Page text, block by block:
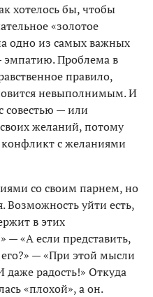
хотелось бы, чтобы
«золотое
одно из самых важных
эмпатию. Проблема в
правило,
невыполнимым. И
совестью — или
желаний, потому
конфликт с желаниями
со своим парнем, но
Возможность уйти есть,
в этих
«А если представить,
— «При этой мысли
радость!» Откуда
«плохой», а он.